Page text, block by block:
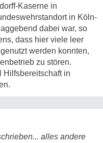
Kaserne in
in Köln-
dabei war, so
dass hier viele leer
werden konnten,
zu stören.
Hilfsbereitschaft in
alles andere